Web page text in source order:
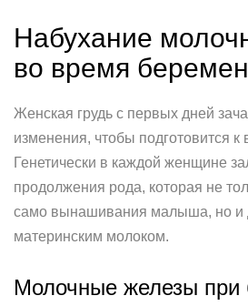
Набухание
во время
Женская грудь с первых дней
изменения, чтобы подготовится
Генетически в каждой женщине
продолжения рода, которая не
само вынашивания малыша, но и
материнским молоком.
Молочные железы при